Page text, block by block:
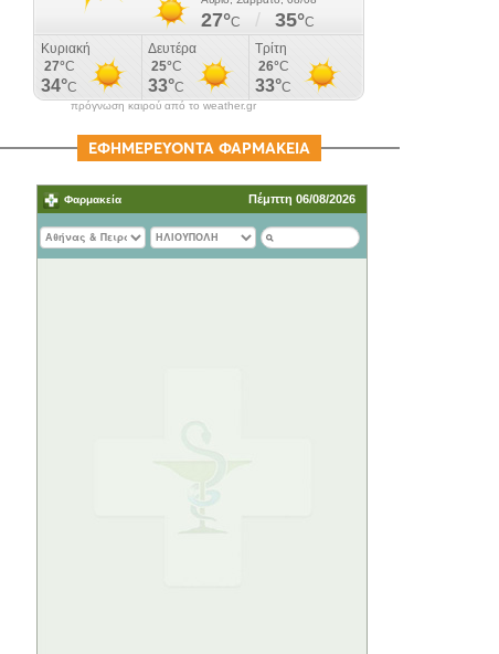
πρόγνωση καιρού από το weather.gr
ΕΦΗΜΕΡΕΥΟΝΤΑ ΦΑΡΜΑΚΕΙΑ